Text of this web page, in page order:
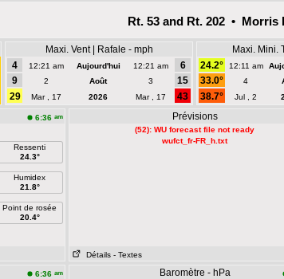
Rt. 53 and Rt. 202 • Morris
Maxi. Vent | Rafale - mph
4
12:21 am Aujourd'hui 12:21 am
6
9
2 Août 3
15
29
Mar , 17 2026 Mar , 17 43
Maxi. Mini.
24.2°
12:11 am
33.0°
4
38.7°
Jul , 2
6:36 am
Ressenti
24.3°
Humidex
21.8°
Point de rosée
20.4°
Prévisions
(52): WU forecast file not ready
wufct_fr-FR_h.txt
Détails - Textes
6:36 am Baromètre - hPa